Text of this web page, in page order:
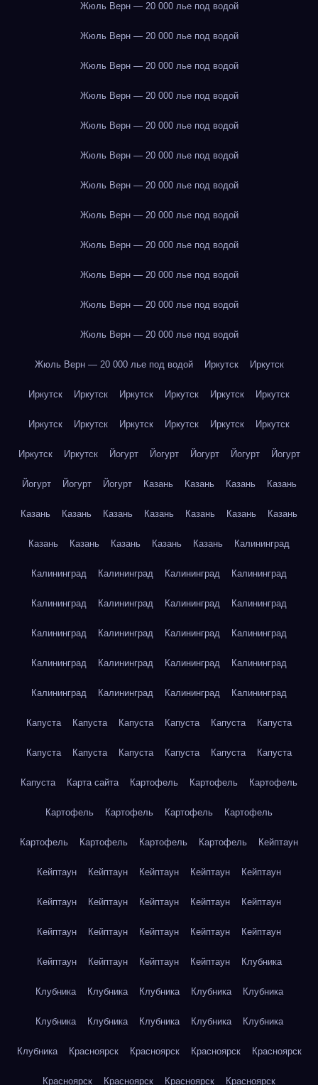
Жюль Верн — 20 000 лье под водой
Жюль Верн — 20 000 лье под водой
Жюль Верн — 20 000 лье под водой
Жюль Верн — 20 000 лье под водой
Жюль Верн — 20 000 лье под водой
Жюль Верн — 20 000 лье под водой
Жюль Верн — 20 000 лье под водой
Жюль Верн — 20 000 лье под водой
Жюль Верн — 20 000 лье под водой
Жюль Верн — 20 000 лье под водой
Жюль Верн — 20 000 лье под водой
Жюль Верн — 20 000 лье под водой
Жюль Верн — 20 000 лье под водой Иркутск Иркутск
Иркутск Иркутск Иркутск Иркутск Иркутск Иркутск
Иркутск Иркутск Иркутск Иркутск Иркутск Иркутск
Иркутск Иркутск Йогурт Йогурт Йогурт Йогурт Йогурт
Йогурт Йогурт Йогурт Казань Казань Казань Казань
Казань Казань Казань Казань Казань Казань Казань
Казань Казань Казань Казань Казань Калининград
Калининград Калининград Калининград Калининград
Калининград Калининград Калининград Калининград
Калининград Калининград Калининград Калининград
Калининград Калининград Калининград Калининград
Калининград Калининград Калининград Калининград
Капуста Капуста Капуста Капуста Капуста Капуста
Капуста Капуста Капуста Капуста Капуста Капуста
Капуста Карта сайта Картофель Картофель Картофель
Картофель Картофель Картофель Картофель
Картофель Картофель Картофель Картофель Кейптаун
Кейптаун Кейптаун Кейптаун Кейптаун Кейптаун
Кейптаун Кейптаун Кейптаун Кейптаун Кейптаун
Кейптаун Кейптаун Кейптаун Кейптаун Кейптаун
Кейптаун Кейптаун Кейптаун Кейптаун Клубника
Клубника Клубника Клубника Клубника Клубника
Клубника Клубника Клубника Клубника Клубника
Клубника Красноярск Красноярск Красноярск Красноярск
Красноярск Красноярск Красноярск Красноярск